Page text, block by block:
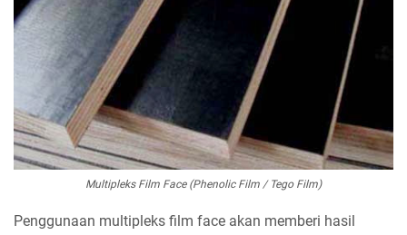
Multipleks Film Face (Phenolic Film / Tego Film)
Penggunaan multipleks film face akan memberi hasil